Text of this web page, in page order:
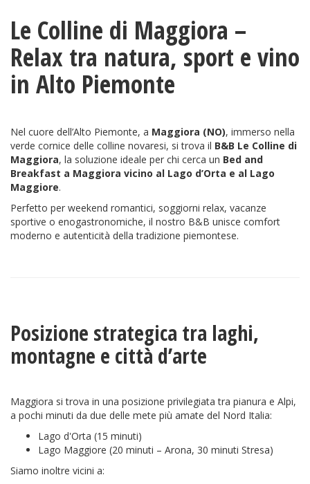
Le Colline di Maggiora –
Relax tra natura, sport e vino
in Alto Piemonte
Nel cuore dell’Alto Piemonte, a Maggiora (NO), immerso nella
verde cornice delle colline novaresi, si trova il B&B Le Colline di
Maggiora, la soluzione ideale per chi cerca un Bed and
Breakfast a Maggiora vicino al Lago d’Orta e al Lago
Maggiore.
Perfetto per weekend romantici, soggiorni relax, vacanze
sportive o enogastronomiche, il nostro B&B unisce comfort
moderno e autenticità della tradizione piemontese.
Posizione strategica tra laghi,
montagne e città d’arte
Maggiora si trova in una posizione privilegiata tra pianura e Alpi,
a pochi minuti da due delle mete più amate del Nord Italia:
Lago d'Orta (15 minuti)
Lago Maggiore (20 minuti – Arona, 30 minuti Stresa)
Siamo inoltre vicini a: